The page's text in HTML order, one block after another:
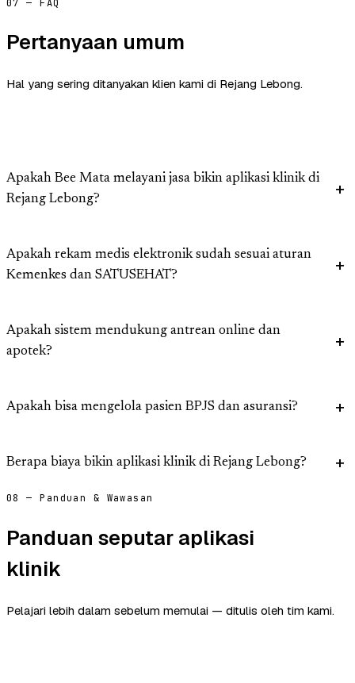
07 — FAQ
Pertanyaan umum
Hal yang sering ditanyakan klien kami di Rejang Lebong.
Apakah Bee Mata melayani jasa bikin aplikasi klinik di
Rejang Lebong?
Apakah rekam medis elektronik sudah sesuai aturan
Kemenkes dan SATUSEHAT?
Apakah sistem mendukung antrean online dan
apotek?
Apakah bisa mengelola pasien BPJS dan asuransi?
Berapa biaya bikin aplikasi klinik di Rejang Lebong?
08 — Panduan & Wawasan
Panduan seputar aplikasi
klinik
Pelajari lebih dalam sebelum memulai — ditulis oleh tim kami.